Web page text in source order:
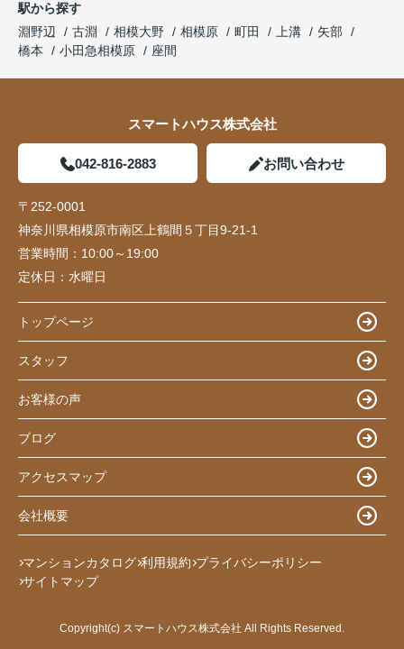
駅から探す
淵野辺
古淵 相模大野 相模原 町田 上溝
矢部
橋本
小田急相模原 座間
スマートハウス株式会社
042-816-2883 お問い合わせ
〒252-0001
神奈川県相模原市南区上鶴間５丁目9-21-1
営業時間： 10:00～19:00
定休日： 水曜日
トップページ
スタッフ
お客様の声
ブログ
アクセスマップ
会社概要
マンションカタログ 利用規約 プライバシーポリシー
サイトマップ
Copyright(c) スマートハウス株式会社 All Rights Reserved.